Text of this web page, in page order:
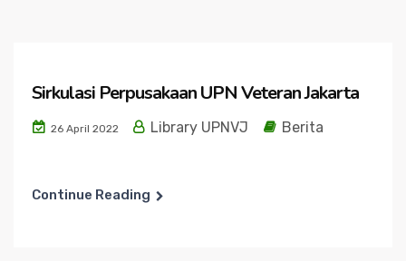
Sirkulasi Perpusakaan UPN Veteran Jakarta
26 April 2022 Library UPNVJ Berita
Continue Reading